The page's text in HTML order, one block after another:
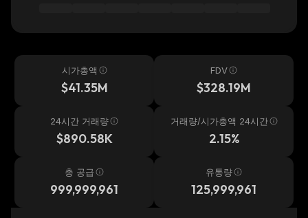
시가총액
$41.35M
FDV
$328.19M
24시간 거래량
$890.58K
거래량/시가총액 24시간
2.15%
총 공급
999,999,961
유통량
125,999,961